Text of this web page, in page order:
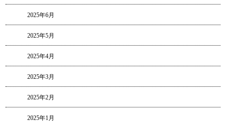
2025年6月
2025年5月
2025年4月
2025年3月
2025年2月
2025年1月